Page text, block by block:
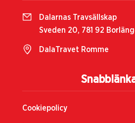
Cookiepolicy
Dalarnas Travsällskap
Sveden 20, 781 92
DalaTravet Romme